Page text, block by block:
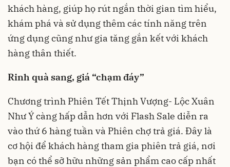
khách hàng, giúp họ rút ngắn thời gian tìm hiểu,
khám phá và sử dụng thêm các tính năng trên
ứng dụng cũng như gia tăng gắn kết với khách
hàng thân thiết.
Rinh quà sang, giá “chạm đáy”
Chương trình Phiên Tết Thịnh Vượng- Lộc Xuân
Như Ý càng hấp dẫn hơn với Flash Sale diễn ra
vào thứ 6 hàng tuần và Phiên chợ trả giá. Đây là
cơ hội để khách hàng tham gia phiên trả giá, nơi
bạn có thể sỡ hữu những sản phẩm cao cấp nhất